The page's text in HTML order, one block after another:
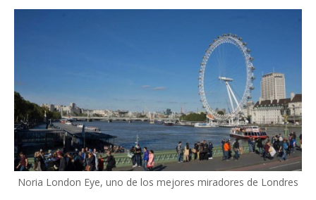
Noria London Eye, uno de los mejores miradores de Londres